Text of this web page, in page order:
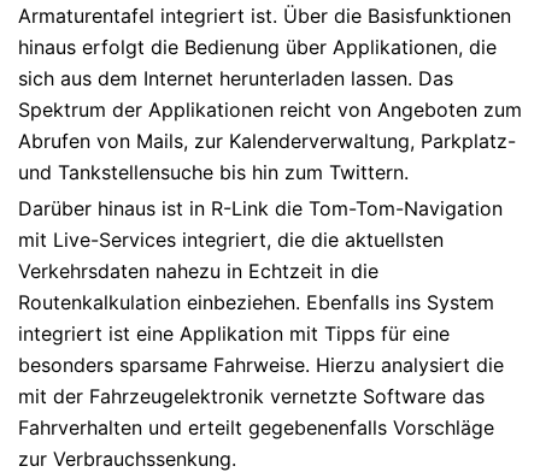
Armaturentafel integriert ist. Über die Basisfunktionen
hinaus erfolgt die Bedienung über Applikationen, die
sich aus dem Internet herunterladen lassen. Das
Spektrum der Applikationen reicht von Angeboten zum
Abrufen von Mails, zur Kalenderverwaltung, Parkplatz-
und Tankstellensuche bis hin zum Twittern.
Darüber hinaus ist in R-Link die Tom-Tom-Navigation
mit Live-Services integriert, die die aktuellsten
Verkehrsdaten nahezu in Echtzeit in die
Routenkalkulation einbeziehen. Ebenfalls ins System
integriert ist eine Applikation mit Tipps für eine
besonders sparsame Fahrweise. Hierzu analysiert die
mit der Fahrzeugelektronik vernetzte Software das
Fahrverhalten und erteilt gegebenenfalls Vorschläge
zur Verbrauchssenkung.